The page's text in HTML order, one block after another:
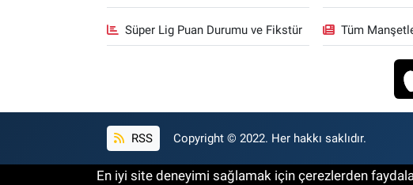
Süper Lig Puan Durumu ve Fikstür Tüm
RSS Copyright © 2022. Her hakkı saklıdır.
En iyi site deneyimi sağlamak için çerezlerden